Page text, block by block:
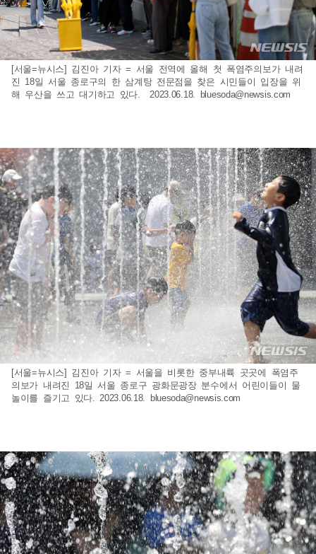
[서울=뉴시스] 김진아 기자 = 서울 전역에 올해 첫 폭염주의보가 내려
진 18일 서울 종로구의 한 삼계탕 전문점을 찾은 시민들이 입장을 위
해 우산을 쓰고 대기하고 있다. 2023.06.18.
bluesoda@newsis.com
[서울=뉴시스] 김진아 기자 = 서울을 비롯한 중부내륙 곳곳에 폭염주
의보가 내려진 18일 서울 종로구 광화문광장 분수에서 어린이들이 물
놀이를 즐기고 있다. 2023.06.18. bluesoda@newsis.com